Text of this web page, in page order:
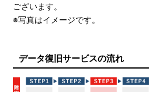
ございます。
※写真はイメージです。
データ復旧サービスの流れ